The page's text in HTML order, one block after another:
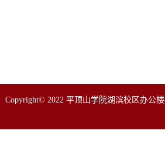
Copyright© 2022 平顶山学院湖滨校区办公